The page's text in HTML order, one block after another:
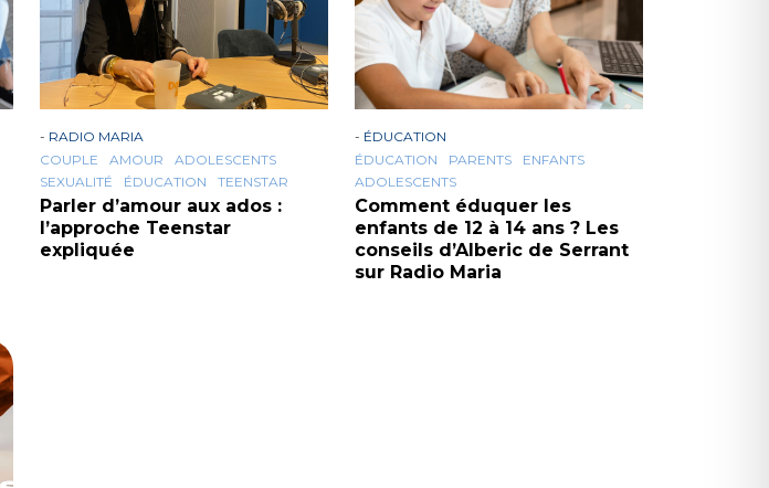
- RADIO MARIA
COUPLE
AMOUR
ADOLESCENTS
SEXUALITÉ
ÉDUCATION TEENSTAR
Parler d’amour aux ados :
l’approche Teenstar
expliquée
- ÉDUCATION
ÉDUCATION
PARENTS
ENFANTS
ADOLESCENTS
Comment éduquer les
enfants de 12 à 14 ans ? Les
conseils d’Alberic de Serrant
sur Radio Maria